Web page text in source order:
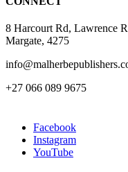
8 Harcourt Rd, Lawrence
Margate, 4275
+27 066 089 9675
Facebook
Instagram
YouTube